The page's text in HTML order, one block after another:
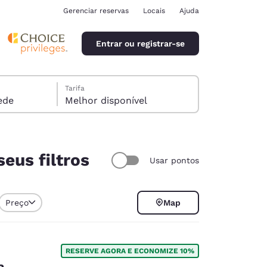
Gerenciar reservas Locais Ajuda
Entrar ou registrar-se
Tarifa
Melhor disponível
filtros Usar pontos
Preço Map
RESERVE AGORA E ECONOMIZE 10%